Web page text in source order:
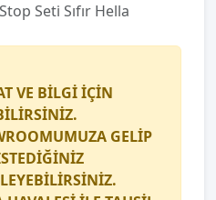
Seti̇ Sıfır Hella
VE BİLGİ İÇİN
GELİP